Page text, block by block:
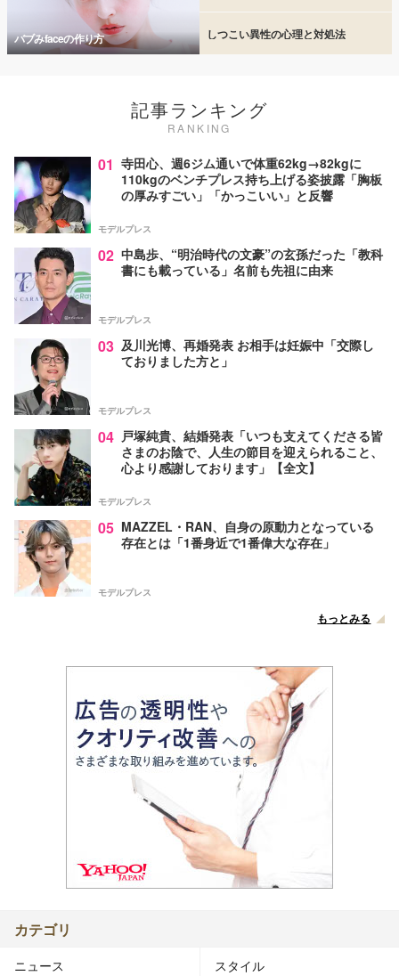
バブみfaceの作り方 しつこい異性の心理と対処法
記事ランキング
RANKING
01 寺田心、週6ジム通いで体重62kg→82kgに
110kgのベンチプレス持ち上げる姿披露「胸板
の厚みすごい」「かっこいい」と反響
モデルプレス
02 中島歩、“明治時代の文豪”の玄孫だった「教科
書にも載っている」名前も先祖に由来
モデルプレス
03 及川光博、再婚発表 お相手は妊娠中「交際し
ておりました方と」
モデルプレス
04 戸塚純貴、結婚発表「いつも支えてくださる皆
さまのお陰で、人生の節目を迎えられること、
心より感謝しております」【全文】
モデルプレス
05 MAZZEL・RAN、自身の原動力となっている
存在とは「1番身近で1番偉大な存在」
モデルプレス
もっとみる
カテゴリ
ニュース スタイル